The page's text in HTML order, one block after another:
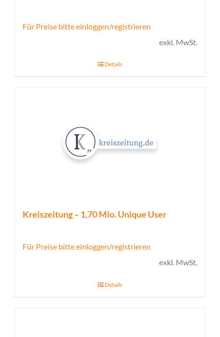
Für Preise bitte einloggen/registrieren
exkl. MwSt.
Details
Kreiszeitung – 1,70 Mio. Unique User
Für Preise bitte einloggen/registrieren
exkl. MwSt.
Details